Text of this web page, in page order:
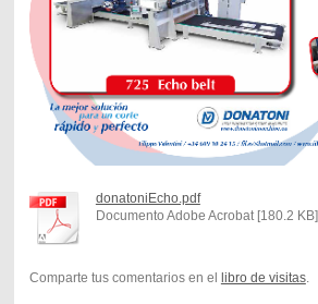
donatoniEcho.pdf
Documento Adobe Acrobat [180.2 KB]
Comparte tus comentarios en el libro de visitas.